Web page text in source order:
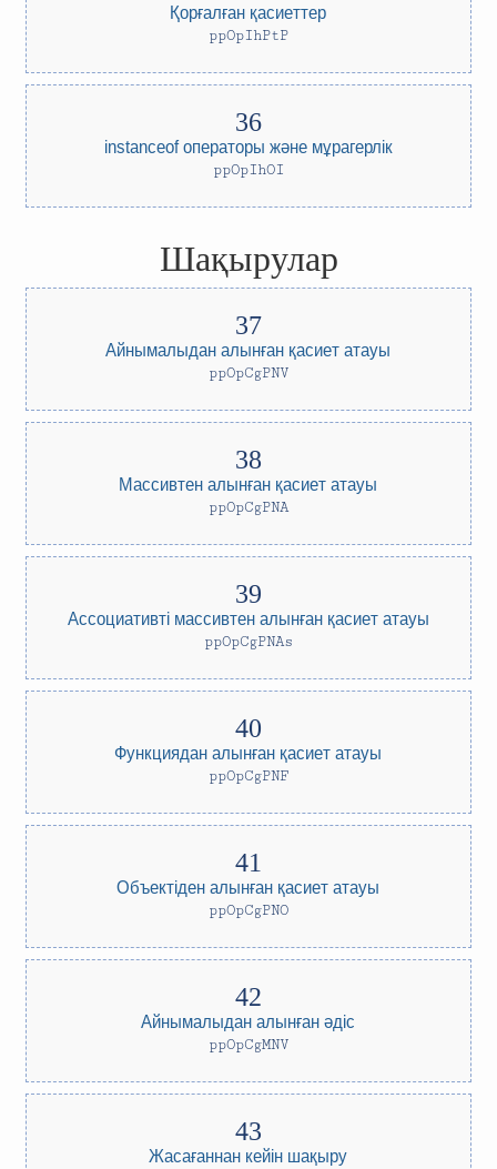
Қорғалған қасиеттер
ppOpIhPtP
instanceof операторы және мұрагерлік
ppOpIhOI
Шақырулар
Айнымалыдан алынған қасиет атауы
ppOpCgPNV
Массивтен алынған қасиет атауы
ppOpCgPNA
Ассоциативті массивтен алынған қасиет атауы
ppOpCgPNAs
Функциядан алынған қасиет атауы
ppOpCgPNF
Объектіден алынған қасиет атауы
ppOpCgPNO
Айнымалыдан алынған әдіс
ppOpCgMNV
Жасағаннан кейін шақыру